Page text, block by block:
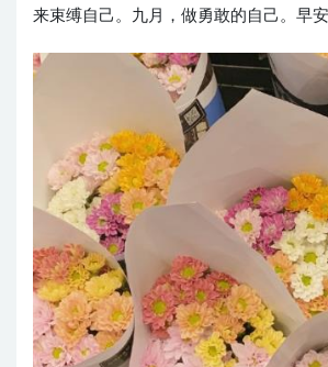
来束缚自己。九月，做勇敢的自己。早